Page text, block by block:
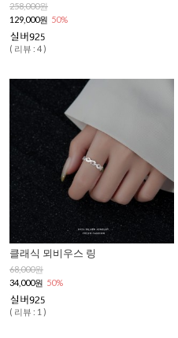
258,000원
129,000원 50%
( 리뷰 : 4 )
클래식 뫼비우스 링
68,000원
34,000원 50%
( 리뷰 : 1 )